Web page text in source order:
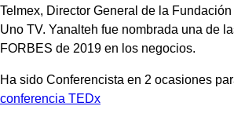
Telmex, Director General de la
Uno TV. Yanalteh fue nombrada una de
FORBES de 2019 en los negocios.
Ha sido Conferencista en 2 ocasiones
conferencia TEDx